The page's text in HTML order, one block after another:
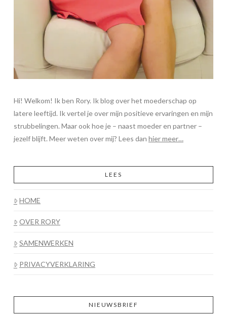
Hi! Welkom! Ik ben Rory. Ik blog over het moederschap op
latere leeftijd. Ik vertel je over mijn positieve ervaringen en mijn
strubbelingen. Maar ook hoe je – naast moeder en partner –
jezelf blijft. Meer weten over mij? Lees dan hier meer…
LEES
HOME
OVER RORY
SAMENWERKEN
PRIVACYVERKLARING
NIEUWSBRIEF